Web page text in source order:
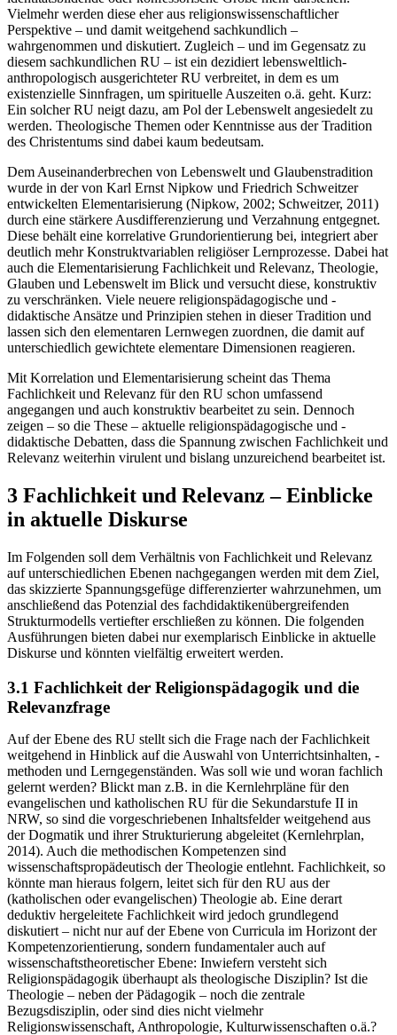
Vielmehr werden diese eher aus religionswissenschaftlicher
Perspektive – und damit weitgehend sachkundlich –
wahrgenommen und diskutiert. Zugleich – und im Gegensatz zu
diesem sachkundlichen RU – ist ein dezidiert lebensweltlich-
anthropologisch ausgerichteter RU verbreitet, in dem es um
existenzielle Sinnfragen, um spirituelle Auszeiten o.ä. geht. Kurz:
Ein solcher RU neigt dazu, am Pol der Lebenswelt angesiedelt zu
werden. Theologische Themen oder Kenntnisse aus der Tradition
des Christentums sind dabei kaum bedeutsam.
Dem Auseinanderbrechen von Lebenswelt und Glaubenstradition
wurde in der von Karl Ernst Nipkow und Friedrich Schweitzer
entwickelten Elementarisierung (Nipkow, 2002; Schweitzer, 2011)
durch eine stärkere Ausdifferenzierung und Verzahnung entgegnet.
Diese behält eine korrelative Grundorientierung bei, integriert aber
deutlich mehr Konstruktvariablen religiöser Lernprozesse. Dabei hat
auch die Elementarisierung Fachlichkeit und Relevanz, Theologie,
Glauben und Lebenswelt im Blick und versucht diese, konstruktiv
zu verschränken. Viele neuere religionspädagogische und -
didaktische Ansätze und Prinzipien stehen in dieser Tradition und
lassen sich den elementaren Lernwegen zuordnen, die damit auf
unterschiedlich gewichtete elementare Dimensionen reagieren.
Mit Korrelation und Elementarisierung scheint das Thema
Fachlichkeit und Relevanz für den RU schon umfassend
angegangen und auch konstruktiv bearbeitet zu sein. Dennoch
zeigen – so die These – aktuelle religionspädagogische und -
didaktische Debatten, dass die Spannung zwischen Fachlichkeit und
Relevanz weiterhin virulent und bislang unzureichend bearbeitet ist.
3 Fachlichkeit und Relevanz – Einblicke
in aktuelle Diskurse
Im Folgenden soll dem Verhältnis von Fachlichkeit und Relevanz
auf unterschiedlichen Ebenen nachgegangen werden mit dem Ziel,
das skizzierte Spannungsgefüge differenzierter wahrzunehmen, um
anschließend das Potenzial des fachdidaktikenübergreifenden
Strukturmodells vertiefter erschließen zu können. Die folgenden
Ausführungen bieten dabei nur exemplarisch Einblicke in aktuelle
Diskurse und könnten vielfältig erweitert werden.
3.1 Fachlichkeit der Religionspädagogik und die
Relevanzfrage
Auf der Ebene des RU stellt sich die Frage nach der Fachlichkeit
weitgehend in Hinblick auf die Auswahl von Unterrichtsinhalten, -
methoden und Lerngegenständen. Was soll wie und woran fachlich
gelernt werden? Blickt man z.B. in die Kernlehrpläne für den
evangelischen und katholischen RU für die Sekundarstufe II in
NRW, so sind die vorgeschriebenen Inhaltsfelder weitgehend aus
der Dogmatik und ihrer Strukturierung abgeleitet (Kernlehrplan,
2014). Auch die methodischen Kompetenzen sind
wissenschaftspropädeutisch der Theologie entlehnt. Fachlichkeit, so
könnte man hieraus folgern, leitet sich für den RU aus der
(katholischen oder evangelischen) Theologie ab. Eine derart
deduktiv hergeleitete Fachlichkeit wird jedoch grundlegend
diskutiert – nicht nur auf der Ebene von Curricula im Horizont der
Kompetenzorientierung, sondern fundamentaler auch auf
wissenschaftstheoretischer Ebene: Inwiefern versteht sich
Religionspädagogik überhaupt als theologische Disziplin? Ist die
Theologie – neben der Pädagogik – noch die zentrale
Bezugsdisziplin, oder sind dies nicht vielmehr
Religionswissenschaft, Anthropologie, Kulturwissenschaften o.ä.?